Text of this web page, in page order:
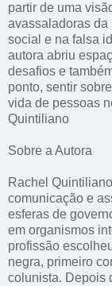
partir de uma
avassaladoras
social e na falsa
autora abriu
desafios e
ponto, sentir
vida de pessoas
Quintiliano
Sobre a Autora
Rachel
comunicação e
esferas de
em organismos
profissão
negra, primeiro
colunista. Depois